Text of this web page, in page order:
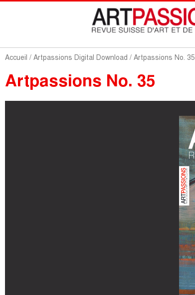
Accueil / Artpassions Digital Download / Artpassions No. 35
Artpassions No. 35